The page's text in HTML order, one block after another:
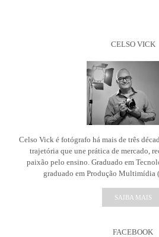
CELSO VICK
Celso Vick é fotógrafo há mais de três
trajetória que une prática de mercado,
paixão pelo ensino. Graduado em
graduado em Produção Multimídia
SAIBA MAIS
FACEBOOK